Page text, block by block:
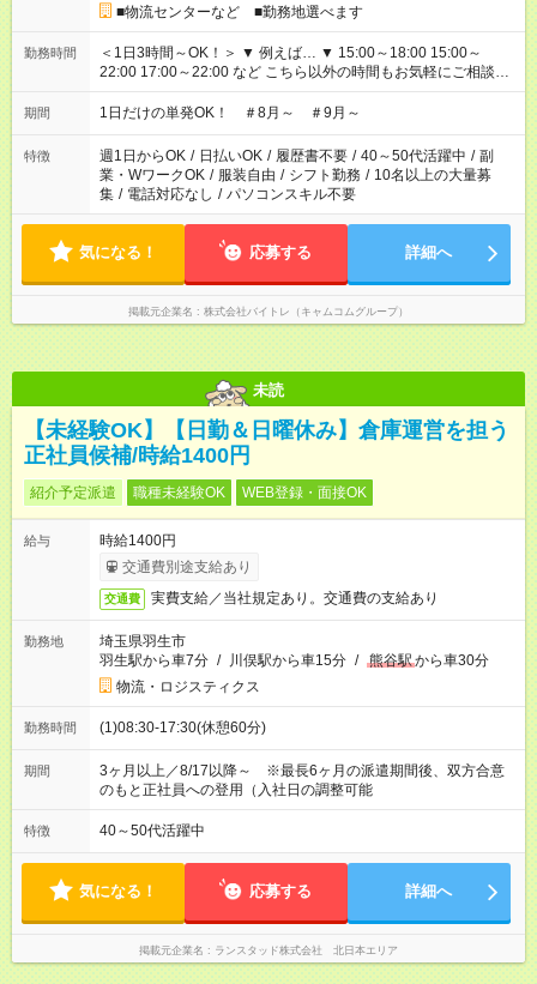
■物流センターなど ■勤務地選べます
勤務時間
＜1日3時間～OK！＞ ▼ 例えば… ▼ 15:00～18:00 15:00～
22:00 17:00～22:00 など こちら以外の時間もお気軽にご相談く
ださい！
期間 1日だけの単発OK！ ＃8月～ ＃9月～
特徴 週1日からOK / 日払いOK / 履歴書不要 / 40～50代活躍中 / 副
業・WワークOK / 服装自由 / シフト勤務 / 10名以上の大量募
集 / 電話対応なし / パソコンスキル不要
気になる！ 応募する 詳細へ
掲載元企業名 株式会社バイトレ（キャムコムグループ）
未読
【未経験OK】【日勤＆日曜休み】倉庫運営を担う
正社員候補/時給1400円
紹介予定派遣 職種未経験OK WEB登録・面接OK
給与
時給1400円
交通費別途支給あり
交通費 実費支給／当社規定あり。交通費の支給あり
勤務地
埼玉県羽生市
羽生駅から車7分 / 川俣駅から車15分 / 熊谷駅から車30分
物流・ロジスティクス
勤務時間 (1)08:30-17:30(休憩60分)
期間
3ヶ月以上／8/17以降～ ※最長6ヶ月の派遣期間後、双方合意
のもと正社員への登用（入社日の調整可能
特徴 40～50代活躍中
気になる！ 応募する 詳細へ
掲載元企業名 ランスタッド株式会社 北日本エリア